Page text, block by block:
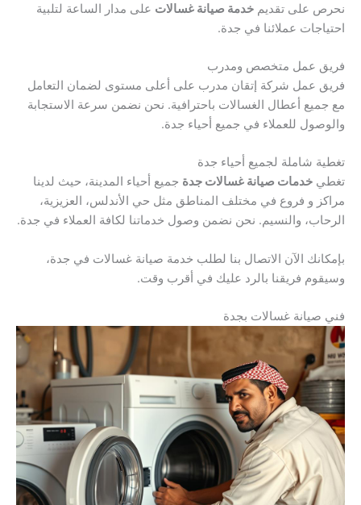
نحرص على تقديم خدمة صيانة غسالات على مدار الساعة لتلبية
احتياجات عملائنا في جدة.
فريق عمل متخصص ومدرب
فريق عمل شركة إتقان مدرب على أعلى مستوى لضمان التعامل
مع جميع أعطال الغسالات باحترافية. نحن نضمن سرعة الاستجابة
والوصول للعملاء في جميع أحياء جدة.
تغطية شاملة لجميع أحياء جدة
تغطي خدمات صيانة غسالات جدة جميع أحياء المدينة، حيث لدينا
مراكز و فروع في مختلف المناطق مثل حي الأندلس، العزيزية،
الرحاب، والنسيم. نحن نضمن وصول خدماتنا لكافة العملاء في جدة.
بإمكانك الآن الاتصال بنا لطلب خدمة صيانة غسالات في جدة،
وسيقوم فريقنا بالرد عليك في أقرب وقت.
فني صيانة غسالات بجدة